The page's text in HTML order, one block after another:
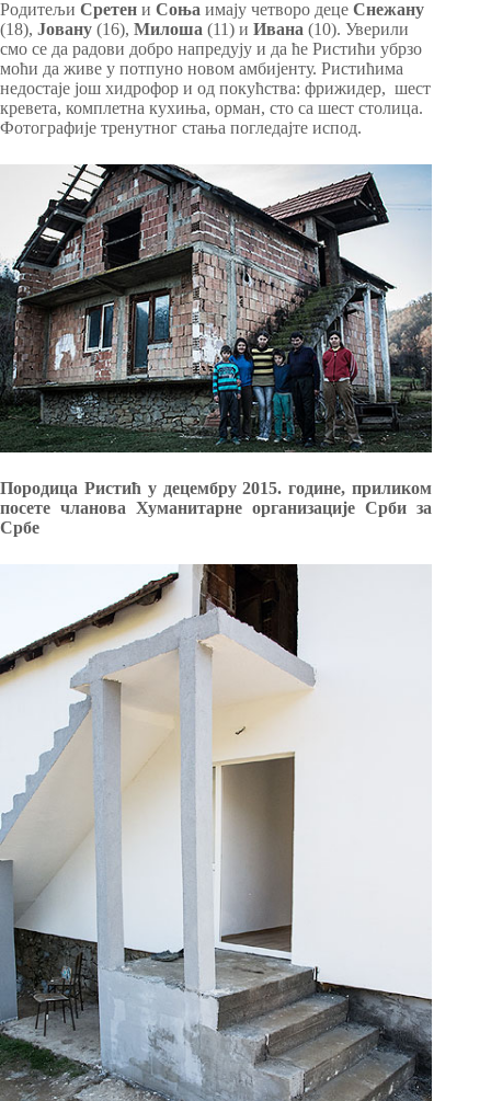
Родитељи Сретен и Соња имају четворо деце Снежану
(18), Јовану (16), Милоша (11) и Ивана (10). Уверили
смо се да радови добро напредују и да ће Ристићи убрзо
моћи да живе у потпуно новом амбијенту. Ристићима
недостаје још хидрофор и од покућства: фрижидер, шест
кревета, комплетна кухиња, орман, сто са шест столица.
Фотографије тренутног стања погледајте испод.
Породица Ристић у децембру 2015. године, приликом
посете чланова Хуманитарне организације Срби за
Србе